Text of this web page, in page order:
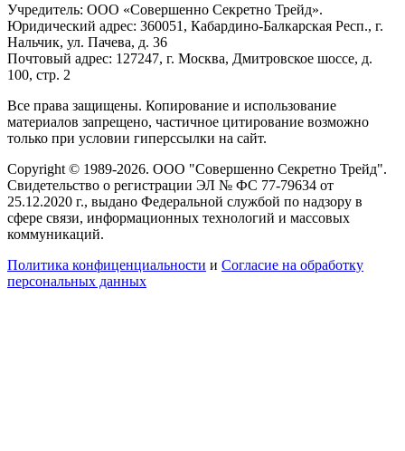
Учредитель: ООО «Совершенно Секретно Трейд».
Юридический адрес: 360051, Кабардино-Балкарская Респ., г.
Нальчик, ул. Пачева, д. 36
Почтовый адрес: 127247, г. Москва, Дмитровское шоссе, д.
100, стр. 2
Все права защищены. Копирование и использование
материалов запрещено, частичное цитирование возможно
только при условии гиперссылки на сайт.
Copyright © 1989-2026. ООО "Совершенно Секретно Трейд".
Свидетельство о регистрации ЭЛ № ФС 77-79634 от
25.12.2020 г., выдано Федеральной службой по надзору в
сфере связи, информационных технологий и массовых
коммуникаций.
Политика конфиценциальности и Согласие на обработку
персональных данных